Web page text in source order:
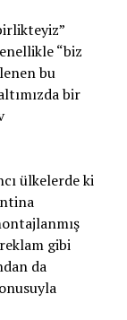
“biz
bu
bir
ülkelerde ki
gibi
da